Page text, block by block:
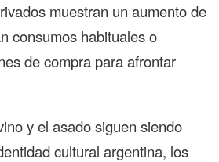
muestran un aumento de
consumos habituales o
de compra para afrontar
y el asado siguen siendo
cultural argentina, los